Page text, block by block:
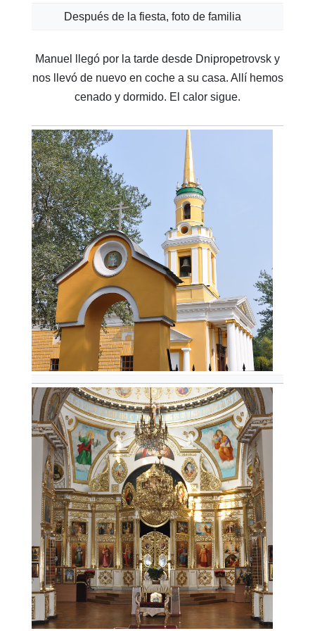
Después de la fiesta, foto de familia
Manuel llegó por la tarde desde Dnipropetrovsk y
nos llevó de nuevo en coche a su casa. Allí hemos
cenado y dormido. El calor sigue.